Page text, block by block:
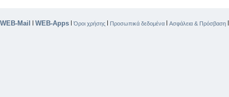
WEB-Mail | WEB-Apps |Όροι χρήσης | Προσωπικά δεδομένα | Ασφάλεια & Πρόσβαση